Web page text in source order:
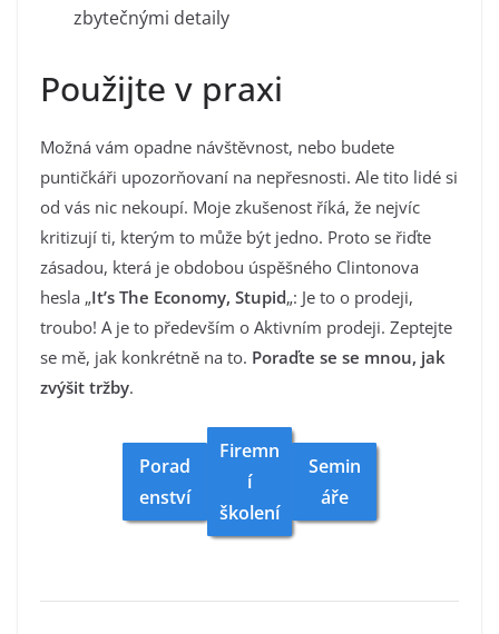
zbytečnými detaily
Použijte v praxi
Možná vám opadne návštěvnost, nebo budete
puntičkáři upozorňovaní na nepřesnosti. Ale tito lidé si
od vás nic nekoupí. Moje zkušenost říká, že nejvíc
kritizují ti, kterým to může být jedno. Proto se řiďte
zásadou, která je obdobou úspěšného Clintonova
hesla „It’s The Economy, Stupid„: Je to o prodeji,
troubo! A je to především o Aktivním prodeji. Zeptejte
se mě, jak konkrétně na to. Poraďte se se mnou, jak
zvýšit tržby.
Porad
enství
Firemn
í
školení
Semin
áře